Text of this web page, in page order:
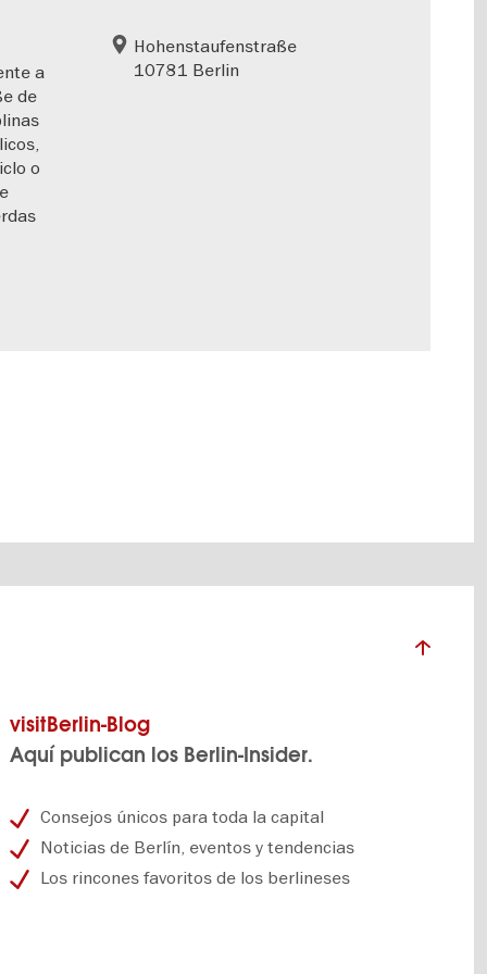
a
de
o
Hohenstaufenstraße
10781 Berlin
visitBerlin-Blog
Aquí publican los Berlin-Insider.
Consejos únicos para toda la capital
Noticias de Berlín, eventos y tendencias
Los rincones favoritos de los berlineses